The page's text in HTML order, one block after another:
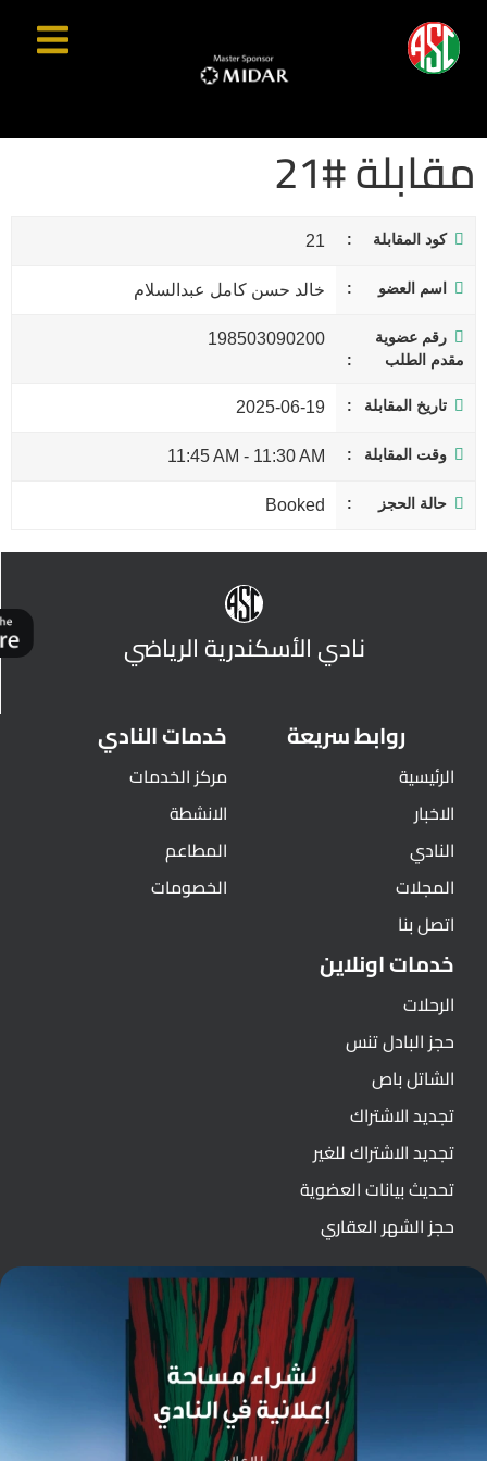
مقابلة #21
كود المقابلة 21
اسم العضو خالد حسن كامل عبدالسلام
رقم عضوية
مقدم الطلب
198503090200
تاريخ المقابلة 2025-06-19
وقت المقابلة 11:30 AM
-
11:45 AM
حالة الحجز Booked
نادي الأسكندرية الرياضي
روابط سريعة
الرئيسية
الاخبار
النادي
المجلات
اتصل بنا
خدمات النادي
مركز الخدمات
الانشطة
المطاعم
الخصومات
خدمات اونلاين
الرحلات
حجز البادل تنس
الشاتل باص
تجديد الاشتراك
تجديد الاشتراك للغير
تحديث بيانات العضوية
حجز الشهر العقاري